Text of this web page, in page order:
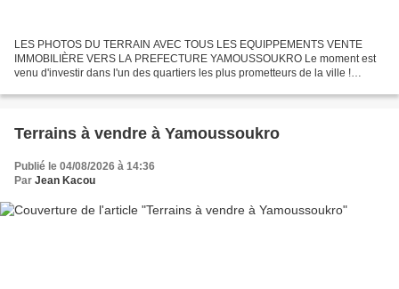
LES PHOTOS DU TERRAIN AVEC TOUS LES EQUIPPEMENTS VENTE
IMMOBILIÈRE VERS LA PREFECTURE YAMOUSSOUKRO Le moment est
venu d'investir dans l'un des quartiers les plus prometteurs de la ville !
Terrains à vendre à Yamoussoukro
Publié le 04/08/2026 à 14:36
Par Jean Kacou